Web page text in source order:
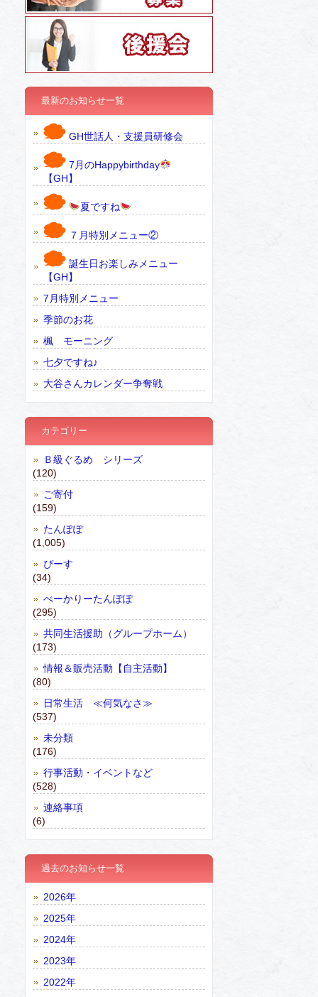
最新のお知らせ一覧
GH世話人・支援員研修会
7月のHappybirthday
【GH】
夏ですね
７月特別メニュー②
誕生日お楽しみメニュー
【GH】
7月特別メニュー
季節のお花
楓 モーニング
七夕ですね♪
大谷さんカレンダー争奪戦
カテゴリー
Ｂ級ぐるめ シリーズ
(120)
ご寄付
(159)
たんぽぽ
(1,005)
ぴーす
(34)
べーかりーたんぽぽ
(295)
共同生活援助（グループホーム）
(173)
情報＆販売活動【自主活動】
(80)
日常生活 ≪何気なさ≫
(537)
未分類
(176)
行事活動・イベントなど
(528)
連絡事項
(6)
過去のお知らせ一覧
2026年
2025年
2024年
2023年
2022年